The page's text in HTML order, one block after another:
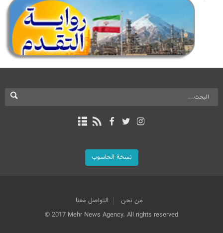
نسخة الحاسوب
من نحن
التواصل معنا
© 2017 Mehr News Agency. All rights reserved